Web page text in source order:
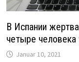
В Испании
четыре человека
Januar 10, 2021